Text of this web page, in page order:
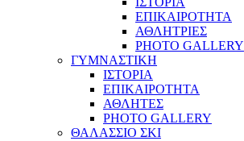
ΕΠΙΚΑΙΡΟΤΗΤΑ
ΑΘΛΗΤΡΙΕΣ
PHOTO GALLERY
ΓΥΜΝΑΣΤΙΚΗ
ΙΣΤΟΡΙΑ
ΕΠΙΚΑΙΡΟΤΗΤΑ
ΑΘΛΗΤΕΣ
PHOTO GALLERY
ΘΑΛΑΣΣΙΟ ΣΚΙ